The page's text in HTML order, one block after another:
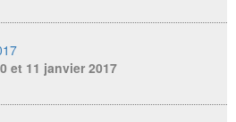
et 11 janvier 2017